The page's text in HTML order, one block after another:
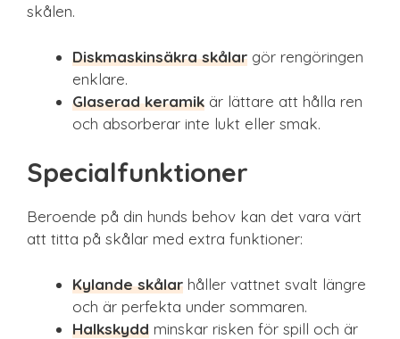
skålen.
Diskmaskinsäkra skålar gör rengöringen
enklare.
Glaserad keramik är lättare att hålla ren
och absorberar inte lukt eller smak.
Specialfunktioner
Beroende på din hunds behov kan det vara värt
att titta på skålar med extra funktioner:
Kylande skålar håller vattnet svalt längre
och är perfekta under sommaren.
Halkskydd minskar risken för spill och är